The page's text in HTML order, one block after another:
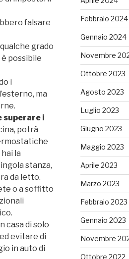
falsare
grado
possibile
i
ma
superare i
potrà
la
stanza,
da letto.
o a soffitto
casa di solo
evitare di
in auto di
Febbraio 2024
Gennaio 2024
Novembre
Ottobre 2023
Agosto 2023
Luglio 2023
Giugno 2023
Maggio 2023
Aprile 2023
Marzo 2023
Febbraio 2023
Gennaio 2023
Novembre
Ottobre 2022